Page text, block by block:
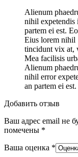
Alienum
nihil expetendis
partem ei est.
Eius lorem nihil
tincidunt vix at,
Mea facilisis
Alienum
nihil error
an partem ei
Добавить отзыв
Ваш адрес email не
помечены *
Ваша оценка *